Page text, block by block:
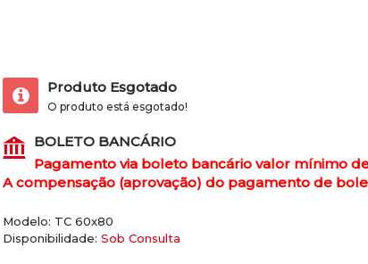
Produto Esgotado
O produto está esgotado!
BOLETO BANCÁRIO
Pagamento via boleto bancário valor mínimo
A compensação (aprovação) do pagamento de
Modelo: TC 60x80
Disponibilidade: Sob Consulta